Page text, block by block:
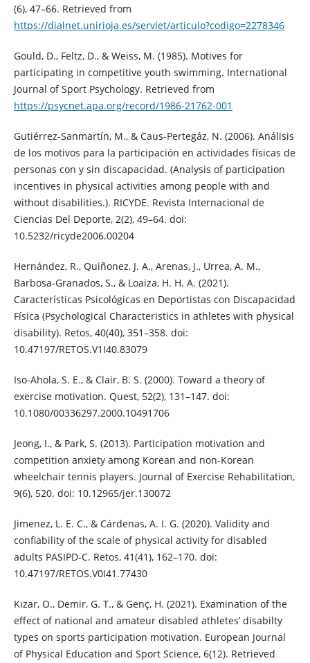
(6), 47–66. Retrieved from
https://dialnet.unirioja.es/servlet/articulo?codigo=2278346
Gould, D., Feltz, D., & Weiss, M. (1985). Motives for
participating in competitive youth swimming. International
Journal of Sport Psychology. Retrieved from
https://psycnet.apa.org/record/1986-21762-001
Gutiérrez-Sanmartín, M., & Caus-Pertegáz, N. (2006). Análisis
de los motivos para la participación en actividades físicas de
personas con y sin discapacidad. (Analysis of participation
incentives in physical activities among people with and
without disabilities.). RICYDE. Revista Internacional de
Ciencias Del Deporte, 2(2), 49–64. doi:
10.5232/ricyde2006.00204
Hernández, R., Quiñonez, J. A., Arenas, J., Urrea, A. M.,
Barbosa-Granados, S., & Loaiza, H. H. A. (2021).
Características Psicológicas en Deportistas con Discapacidad
Física (Psychological Characteristics in athletes with physical
disability). Retos, 40(40), 351–358. doi:
10.47197/RETOS.V1I40.83079
Iso-Ahola, S. E., & Clair, B. S. (2000). Toward a theory of
exercise motivation. Quest, 52(2), 131–147. doi:
10.1080/00336297.2000.10491706
Jeong, I., & Park, S. (2013). Participation motivation and
competition anxiety among Korean and non-Korean
wheelchair tennis players. Journal of Exercise Rehabilitation,
9(6), 520. doi: 10.12965/jer.130072
Jimenez, L. E. C., & Cárdenas, A. I. G. (2020). Validity and
confiability of the scale of physical activity for disabled
adults PASIPD-C. Retos, 41(41), 162–170. doi:
10.47197/RETOS.V0I41.77430
Kızar, O., Demir, G. T., & Genç, H. (2021). Examination of the
effect of national and amateur disabled athletes’ disabilty
types on sports participation motivation. European Journal
of Physical Education and Sport Science, 6(12). Retrieved